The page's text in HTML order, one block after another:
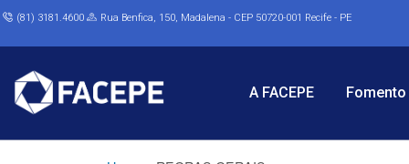
(81) 3181.4600 Rua Benfica, 150, Madalena - CEP 50720-001 Recife - PE
A FACEPE Fomento